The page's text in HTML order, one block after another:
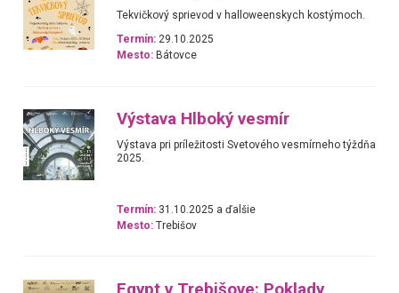
Tekvičkový sprievod v halloweenskych kostýmoch.
Termín: 29.10.2025
Mesto: Bátovce
Výstava Hlboký vesmír
Výstava pri príležitosti Svetového vesmírneho týždňa
2025.
Termín: 31.10.2025 a ďalšie
Mesto: Trebišov